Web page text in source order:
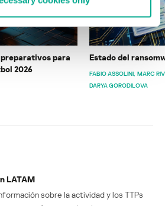
para
2026
Estado del
FABIO ASSOLINI MARC
DARYA GORODILOVA
LATAM
sobre la actividad y los TTPs